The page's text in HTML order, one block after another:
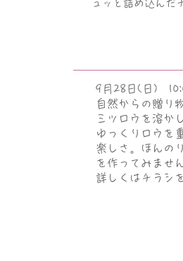
ュッと詰め込んだ
9月28日(日)
自然からの贈り
ミツロウを溶か
ゆっくりロウを
楽しさ。
ほんの
を作ってみませ
詳しくはチラシ